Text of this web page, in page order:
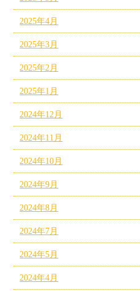
2025年4月
2025年3月
2025年2月
2025年1月
2024年12月
2024年11月
2024年10月
2024年9月
2024年8月
2024年7月
2024年5月
2024年4月